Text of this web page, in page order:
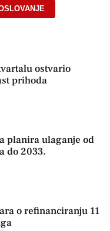
ostvario
prihoda
planira ulaganje od
do 2033.
o refinanciranju 11